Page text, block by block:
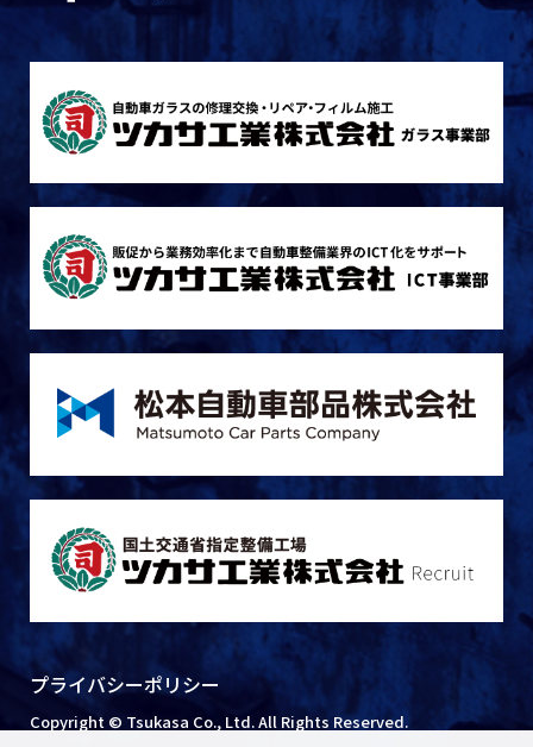
プライバシーポリシー
Copyright © Tsukasa Co., Ltd. All Rights Reserved.